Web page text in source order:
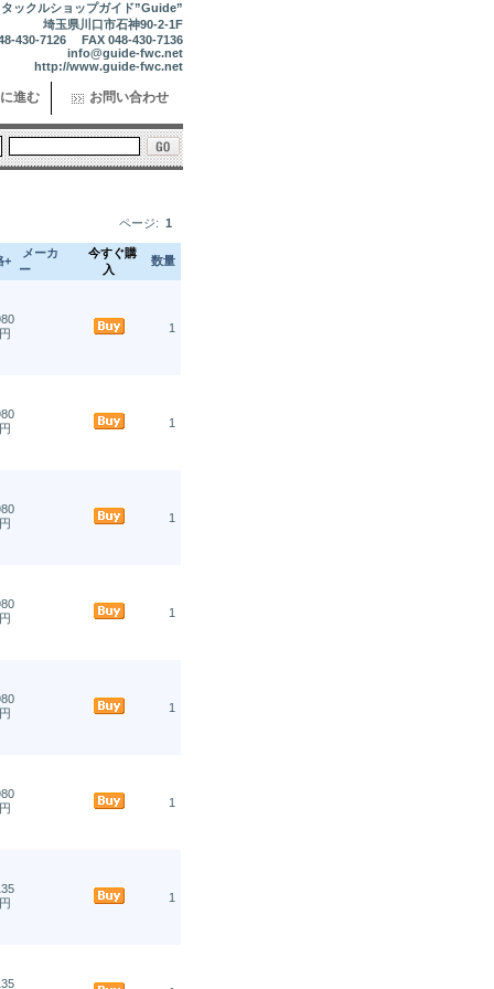
タックルショップガイド”Guide”
埼玉県川口市石神90-2-1F
430-7126 FAX 048-430-7136
info@guide-fwc.net
http://www.guide-fwc.net
進む お問い合わせ
ページ: 1
+
メーカ
ー
今すぐ購
入
数量
円
1
円
1
円
1
円
1
円
1
円
1
円
1